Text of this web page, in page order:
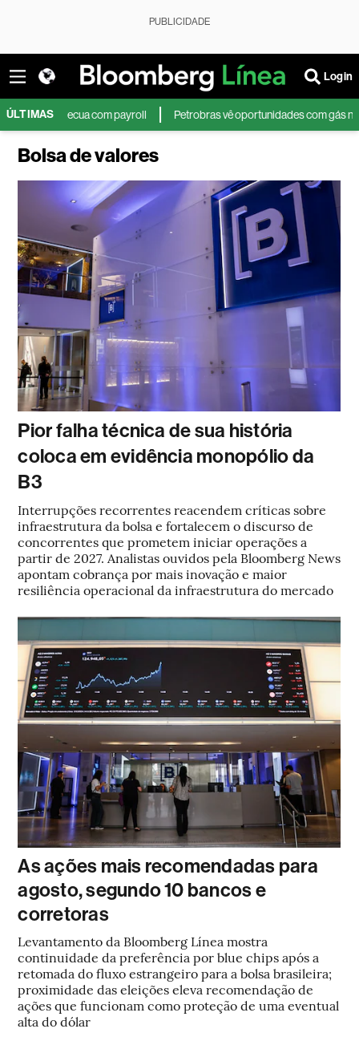
PUBLICIDADE
Login
ÚLTIMAS
com payroll Petrobras vê oportunidades com gás na Colômbia e
Bolsa de valores
Pior falha técnica de sua história
coloca em evidência monopólio da
B3
Interrupções recorrentes reacendem críticas sobre
infraestrutura da bolsa e fortalecem o discurso de
concorrentes que prometem iniciar operações a
partir de 2027. Analistas ouvidos pela Bloomberg News
apontam cobrança por mais inovação e maior
resiliência operacional da infraestrutura do mercado
As ações mais recomendadas para
agosto, segundo 10 bancos e
corretoras
Levantamento da Bloomberg Línea mostra
continuidade da preferência por blue chips após a
retomada do fluxo estrangeiro para a bolsa brasileira;
proximidade das eleições eleva recomendação de
ações que funcionam como proteção de uma eventual
alta do dólar